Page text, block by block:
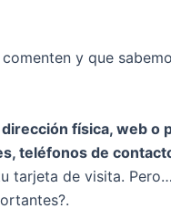
y que
física, web o
teléfonos de
tarjeta de visita.